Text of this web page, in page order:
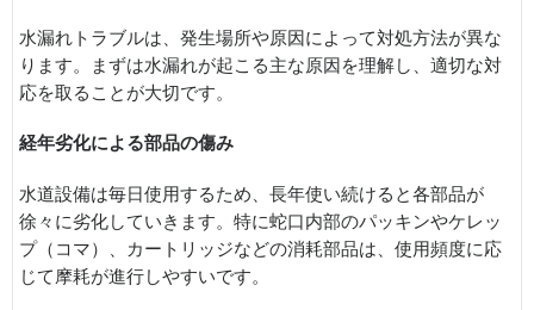
水漏れトラブルは、発生場所や原因によって対処方法が異な
ります。まずは水漏れが起こる主な原因を理解し、適切な対
応を取ることが大切です。
経年劣化による部品の傷み
水道設備は毎日使用するため、長年使い続けると各部品が
徐々に劣化していきます。特に蛇口内部のパッキンやケレッ
プ（コマ）、カートリッジなどの消耗部品は、使用頻度に応
じて摩耗が進行しやすいです。